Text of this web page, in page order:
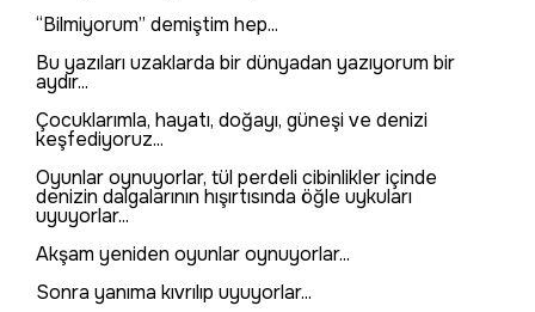
“Bilmiyorum” demiştim hep...
Bu yazıları uzaklarda bir dünyadan yazıyorum bir
aydır...
Çocuklarımla, hayatı, doğayı, güneşi ve denizi
keşfediyoruz...
Oyunlar oynuyorlar, tül perdeli cibinlikler içinde
denizin dalgalarının hışırtısında öğle uykuları
uyuyorlar...
Akşam yeniden oyunlar oynuyorlar...
Sonra yanıma kıvrılıp uyuyorlar...